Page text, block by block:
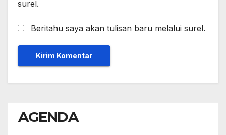
surel.
Beritahu saya akan tulisan baru melalui surel.
AGENDA